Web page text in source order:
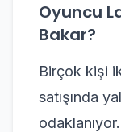
Oyuncu
Bakar?
Birçok kişi
satışında